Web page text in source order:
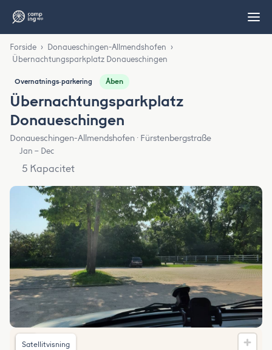
Forside › Donaueschingen-Allmendshofen ›
Übernachtungsparkplatz Donaueschingen
Overnatnings‑parkering Åben
Übernachtungsparkplatz
Donaueschingen
Donaueschingen-Allmendshofen · Fürstenbergstraße
Jan – Dec
5 Kapacitet
Satellitvisning